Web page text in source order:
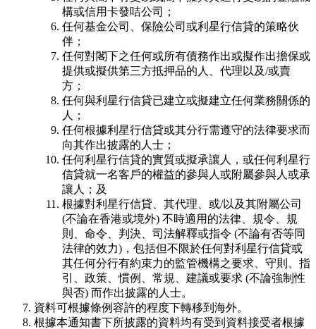
構或信用卡發咭公司；
任何基金公司、保險公司或利星行信貸的策略伙
伴；
任何對閣下之任何或所有債務作出或擬作出擔保或
提供或擬供第三方抵押品的人、代理以及/或賣
方；
任何與利星行信貸已建立或擬建立任何業務關係的
人；
任何根據利星行信貸或其分行需遵守的法律要求而
向其作出披露的人士；
任何利星行信貸的實質或擬承讓人，或任何利星行
信貸就一名客戶的權益的參與人或附屬參與人或承
讓人；及
根據對利星行信貸、其代理、或/以及其附屬公司
(不論在香港或境外) 不時適用的法律、規令、規
則、命令、判決、司法解釋或指令 (不論有否等同
法律的效力)，包括但不限於任何對利星行信貸或
其任何分行有約束力的監管機構之要求、守則、指
引、政策、慣例、常規、建議或要求 (不論強制性
與否) 而作出披露的人士。
資料可根據條例容許的程度下轉移到海外。
根據本通知書下所披露的資料均有受到資料接受者根據